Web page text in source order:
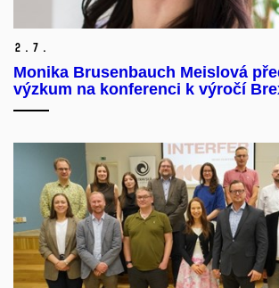
2. 7.
Monika Brusenbauch Meislová
výzkum na konferenci k výročí